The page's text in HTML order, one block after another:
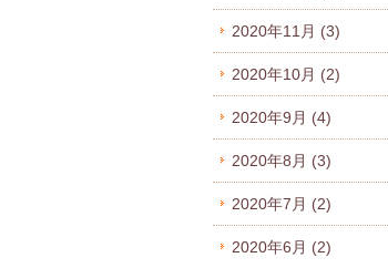
2020年11月 (3)
2020年10月 (2)
2020年9月 (4)
2020年8月 (3)
2020年7月 (2)
2020年6月 (2)